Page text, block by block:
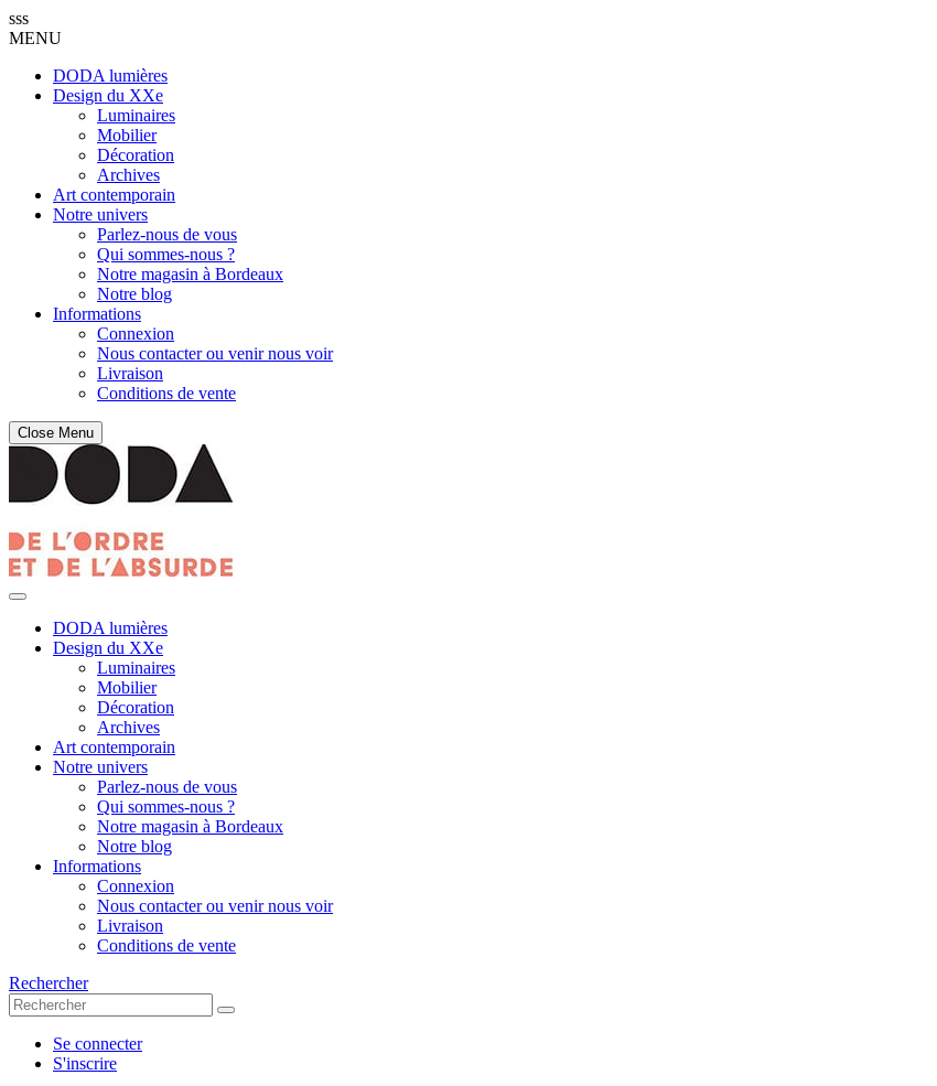
sss
MENU
DODA lumières
Design du XXe
Luminaires
Mobilier
Décoration
Archives
Art contemporain
Notre univers
Parlez-nous de vous
Qui sommes-nous ?
Notre magasin à Bordeaux
Notre blog
Informations
Connexion
Nous contacter ou venir nous voir
Livraison
Conditions de vente
Close Menu
DODA lumières
Design du XXe
Luminaires
Mobilier
Décoration
Archives
Art contemporain
Notre univers
Parlez-nous de vous
Qui sommes-nous ?
Notre magasin à Bordeaux
Notre blog
Informations
Connexion
Nous contacter ou venir nous voir
Livraison
Conditions de vente
Rechercher
Se connecter
S'inscrire